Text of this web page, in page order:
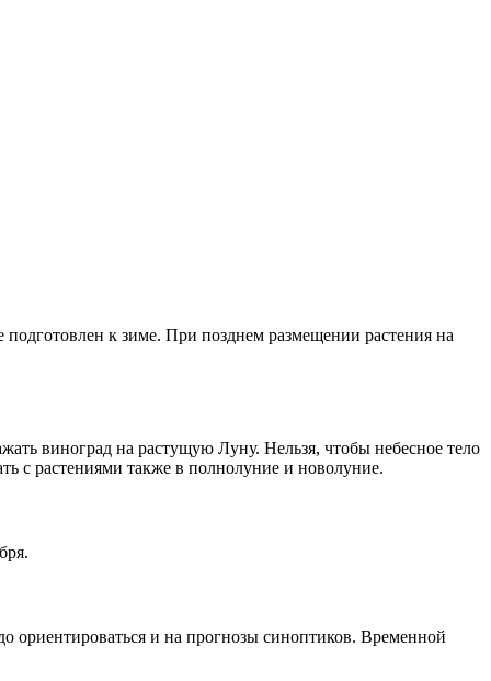
к зиме. При позднем размещении растения на
виноград на растущую Луну. Нельзя, чтобы небесное тело
с растениями также в полнолуние и новолуние.
ориентироваться и на прогнозы синоптиков. Временной